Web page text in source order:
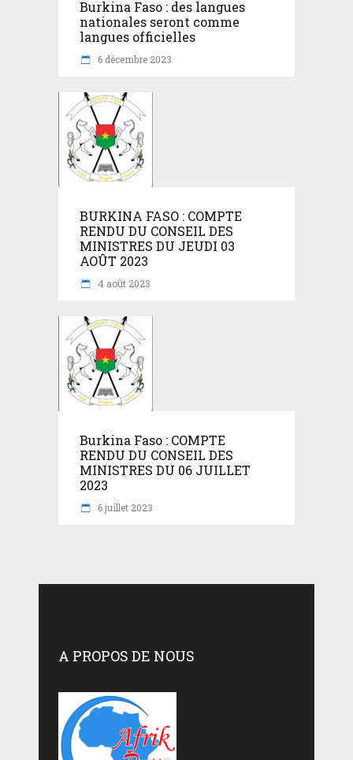
Burkina Faso : des langues
nationales seront comme
langues officielles
6 décembre 2023
BURKINA FASO : COMPTE
RENDU DU CONSEIL DES
MINISTRES DU JEUDI 03
AOÛT 2023
4 août 2023
Burkina Faso : COMPTE
RENDU DU CONSEIL DES
MINISTRES DU 06 JUILLET
2023
6 juillet 2023
A PROPOS DE NOUS